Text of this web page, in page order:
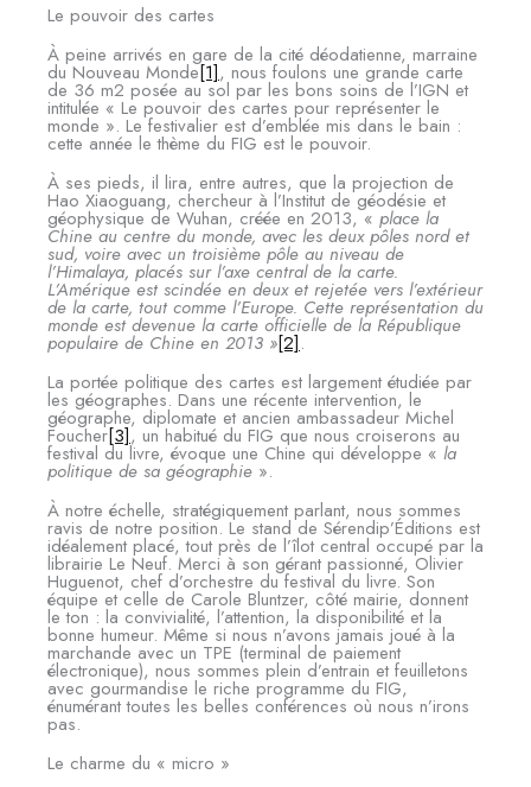
Le pouvoir des cartes
À peine arrivés en gare de la cité déodatienne, marraine
du Nouveau Monde[1], nous foulons une grande carte
de 36 m2 posée au sol par les bons soins de l’IGN et
intitulée « Le pouvoir des cartes pour représenter le
monde ». Le festivalier est d’emblée mis dans le bain :
cette année le thème du FIG est le pouvoir.
À ses pieds, il lira, entre autres, que la projection de
Hao Xiaoguang, chercheur à l’Institut de géodésie et
géophysique de Wuhan, créée en 2013, « place la
Chine au centre du monde, avec les deux pôles nord et
sud, voire avec un troisième pôle au niveau de
l’Himalaya, placés sur l’axe central de la carte.
L’Amérique est scindée en deux et rejetée vers l’extérieur
de la carte, tout comme l’Europe. Cette représentation du
monde est devenue la carte officielle de la République
populaire de Chine en 2013 »[2].
La portée politique des cartes est largement étudiée par
les géographes. Dans une récente intervention, le
géographe, diplomate et ancien ambassadeur Michel
Foucher[3], un habitué du FIG que nous croiserons au
festival du livre, évoque une Chine qui développe « la
politique de sa géographie ».
À notre échelle, stratégiquement parlant, nous sommes
ravis de notre position. Le stand de Sérendip’Éditions est
idéalement placé, tout près de l’îlot central occupé par la
librairie Le Neuf. Merci à son gérant passionné, Olivier
Huguenot, chef d’orchestre du festival du livre. Son
équipe et celle de Carole Bluntzer, côté mairie, donnent
le ton : la convivialité, l’attention, la disponibilité et la
bonne humeur. Même si nous n’avons jamais joué à la
marchande avec un TPE (terminal de paiement
électronique), nous sommes plein d’entrain et feuilletons
avec gourmandise le riche programme du FIG,
énumérant toutes les belles conférences où nous n’irons
pas.
Le charme du « micro »